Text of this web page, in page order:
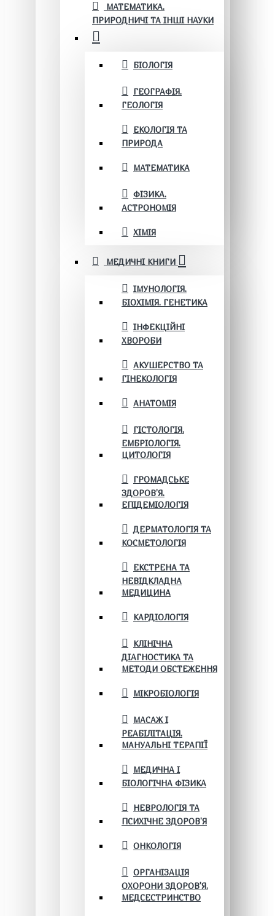
МАТЕМАТИКА.
ПРИРОДНИЧІ ТА ІНШІ НАУКИ
БІОЛОГІЯ
ГЕОГРАФІЯ.
ГЕОЛОГІЯ
ЕКОЛОГІЯ ТА
ПРИРОДА
МАТЕМАТИКА
ФІЗИКА.
АСТРОНОМІЯ
ХІМІЯ
МЕДИЧНІ КНИГИ
ІМУНОЛОГІЯ.
БІОХІМІЯ. ГЕНЕТИКА
ІНФЕКЦІЙНІ
ХВОРОБИ
АКУШЕРСТВО ТА
ГІНЕКОЛОГІЯ
АНАТОМІЯ
ГІСТОЛОГІЯ.
ЕМБРІОЛОГІЯ.
ЦИТОЛОГІЯ
ГРОМАДСЬКЕ
ЗДОРОВ’Я.
ЕПІДЕМІОЛОГІЯ
ДЕРМАТОЛОГІЯ ТА
КОСМЕТОЛОГІЯ
ЕКСТРЕНА ТА
НЕВІДКЛАДНА
МЕДИЦИНА
КАРДІОЛОГІЯ
КЛІНІЧНА
ДІАГНОСТИКА ТА
МЕТОДИ ОБСТЕЖЕННЯ
МІКРОБІОЛОГІЯ
МАСАЖ І
РЕАБІЛІТАЦІЯ.
МАНУАЛЬНІ ТЕРАПІЇ
МЕДИЧНА І
БІОЛОГІЧНА ФІЗИКА
НЕВРОЛОГІЯ ТА
ПСИХІЧНЕ ЗДОРОВ’Я
ОНКОЛОГІЯ
ОРГАНІЗАЦІЯ
ОХОРОНИ ЗДОРОВ'Я.
МЕДСЕСТРИНСТВО